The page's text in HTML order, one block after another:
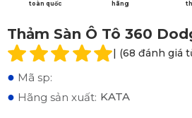
toàn quốc
hãng
Thảm Sàn Ô Tô 360
| (68 đánh giá
● Mã sp:
● Hãng sản xuất: KATA